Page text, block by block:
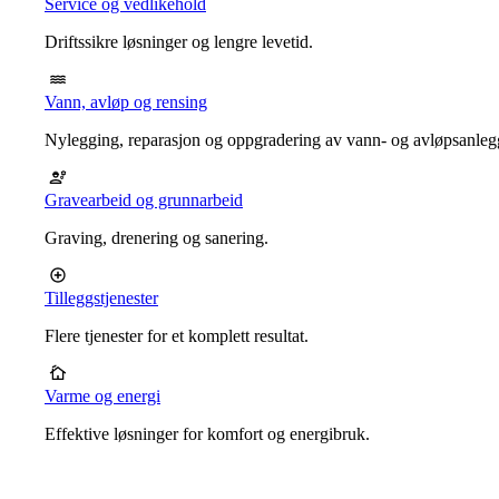
Driftssikre løsninger og lengre levetid.
Vann, avløp og rensing
Nylegging, reparasjon og oppgradering av vann- og
Gravearbeid og grunnarbeid
Graving, drenering og sanering.
Tilleggstjenester
Flere tjenester for et komplett resultat.
Varme og energi
Effektive løsninger for komfort og energibruk.